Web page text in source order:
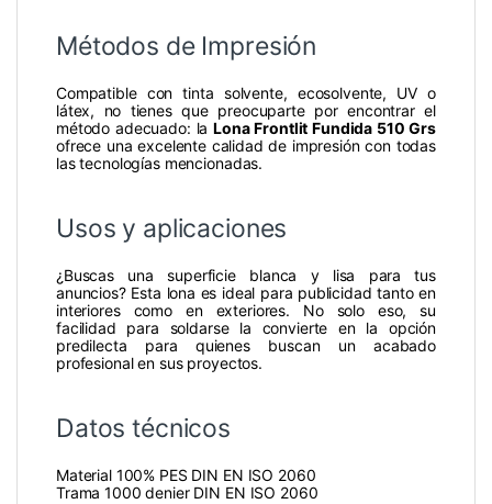
Métodos de Impresión
Compatible con tinta solvente, ecosolvente, UV o
látex, no tienes que preocuparte por encontrar el
método adecuado: laLona Frontlit Fundida 510 Grs
ofrece una excelente calidad de impresión con todas
las tecnologías mencionadas.
Usos y aplicaciones
¿Buscas una superficie blanca y lisa para tus
anuncios? Esta lona es ideal para publicidad tanto en
interiores como en exteriores. No solo eso, su
facilidad para soldarse la convierte en la opción
predilecta para quienes buscan un acabado
profesional en sus proyectos.
Datos técnicos
Material 100% PES DIN EN ISO 2060
Trama 1000 denier DIN EN ISO 2060